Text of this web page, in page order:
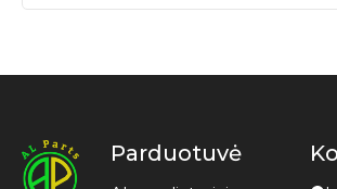
Parduotuvė